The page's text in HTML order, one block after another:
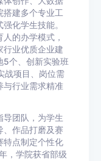
搭建多个专业工
化学生技能。
的办学模式，
行业优质企业建
5个、创新实验班
战项目、岗位需
与行业需求精准
导团队，为学生
、作品打磨及赛
特点制定个性化
，学院获省部级